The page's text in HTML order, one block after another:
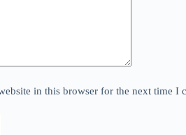
in this browser for the next time I